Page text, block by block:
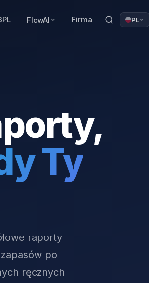
FlowAI Firma PL
Ty
raporty
po
ręcznych